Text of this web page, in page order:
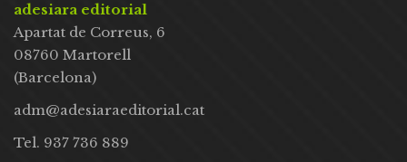
adesiara editorial
Apartat de Correus, 6
08760 Martorell
(Barcelona)
adm@adesiaraeditorial.cat
Tel. 937 736 889